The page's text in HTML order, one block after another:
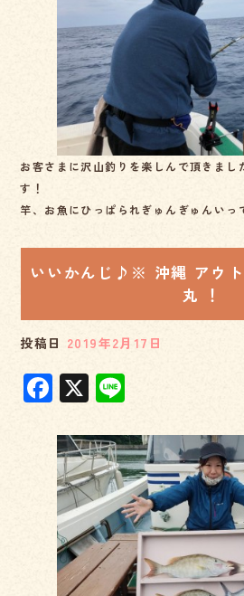
o
o
k
お客さまに沢山釣りを楽しんで頂きまし
す！
竿、お魚にひっぱられぎゅんぎゅんいっ
いいかんじ♪※ 沖縄 アウ
丸 ！
投稿日 2019年2月17日
F
a
c
e
b
o
o
X
e